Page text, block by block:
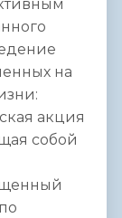
на
акция
собой